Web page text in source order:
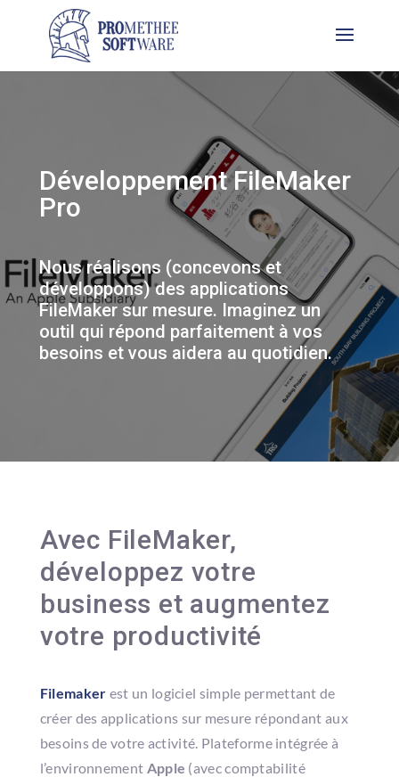
Développement FileMaker
Pro
Nous réalisons (concevons et
développons) des applications
FileMaker sur mesure. Imaginez un
outil qui répond parfaitement à vos
besoins et vous aidera au quotidien.
Avec FileMaker,
développez votre
business et augmentez
votre productivité
Filemaker est un logiciel simple permettant de
créer des applications sur mesure répondant aux
besoins de votre activité. Plateforme intégrée à
l’environnement Apple (avec comptabilité